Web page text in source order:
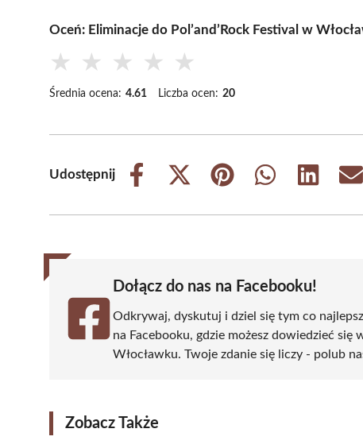
Oceń: Eliminacje do Pol’and’Rock Festival w
★ ★ ★ ★ ★
Średnia ocena: 4.61 Liczba ocen: 20
Udostępnij
Share
Share
(Twitter)
Share
Share
Share
Dołącz do nas na Facebooku!
Odkrywaj, dyskutuj i dziel się tym co
na Facebooku, gdzie możesz dowiedzieć
Włocławku. Twoje zdanie się liczy - polub
Zobacz Także